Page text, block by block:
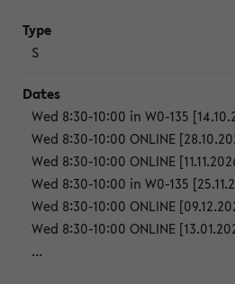
S
Wed 8:30-10:00 in W0-135
Wed 8:30-10:00 ONLINE
Wed 8:30-10:00 ONLINE
Wed 8:30-10:00 in W0-135
Wed 8:30-10:00 ONLINE
Wed 8:30-10:00 ONLINE
...